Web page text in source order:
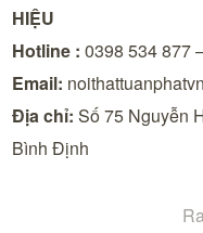
HIỆU
Hotline : 0398 534 877
Email:
Địa chỉ: Số 75 Nguyễn
Bình Định